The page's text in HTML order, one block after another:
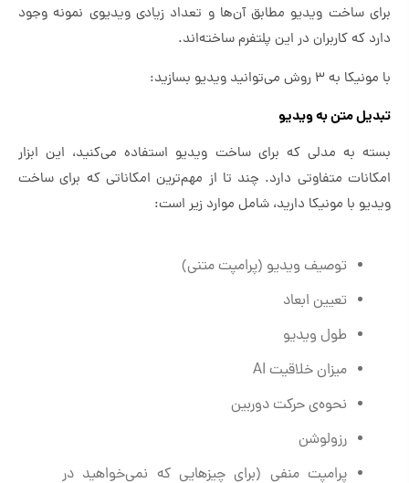
برای ساخت ویدیو مطابق آن‌ها و تعداد زیادی ویدیوی نمونه وجود
دارد که کاربران در این پلتفرم ساخته‌اند.
با مونیکا به ۳ روش می‌توانید ویدیو بسازید:
تبدیل متن به ویدیو
بسته به مدلی که برای ساخت ویدیو استفاده می‌کنید، این ابزار
امکانات متفاوتی دارد. چند تا از مهم‌ترین امکاناتی که برای ساخت
ویدیو با مونیکا دارید، شامل موارد زیر است:
توصیف ویدیو (پرامپت متنی)
تعیین ابعاد
طول ویدیو
میزان خلاقیت AI
نحوه‌ی حرکت دوربین
رزولوشن
پرامپت منفی (برای چیزهایی که نمی‌خواهید در